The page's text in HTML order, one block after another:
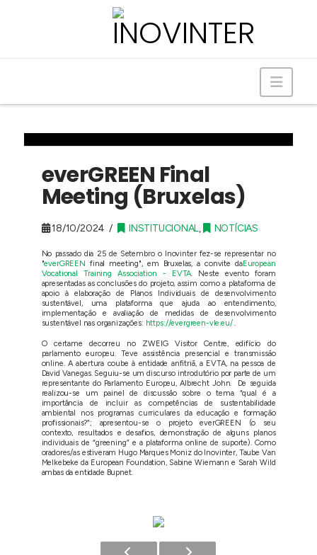
everGREEN Final
Meeting (Bruxelas)
18/10/2024 INSTITUCIONAL, NOTÍCIAS
No passado dia 25 de Setembro o Inovinter fez-se representar no
"everGREEN final meeting", em Bruxelas, a convite daEuropean
Vocational Training Association - EVTA. Neste evento foram
apresentadas as conclusões do projeto, assim como a plataforma de
apoio à elaboração de Planos Individuais de desenvolvimento
sustentável, uma plataforma que ajuda ao entendimento,
implementação e avaliação de medidas de desenvolvimento
sustentável nas organizações: https://evergreen-vle.eu/.
O certame decorreu no ZWEIG Visitor Centre, edifício do
parlamento europeu. Teve assistência presencial e transmissão
online. A abertura coube à entidade anfitriã, a EVTA, na pessoa de
David Vanegas. Seguiu-se um discurso introdutório por parte de um
representante do Parlamento Europeu, Albrecht John. De seguida
realizou-se um painel de discussão sobre o tema “qual é a
importância de incluir as competências de sustentabilidade
ambiental nos programas curriculares da educação e formação
profissionais?”; apresentou-se o projeto everGREEN (o seu
contexto, resultados e desafios, demonstração de alguns planos
individuais de “greening” e a plataforma online de suporte). Como
oradores/as estiveram Hugo Marques Moniz do Inovinter, Taube Van
Melkebeke da European Foundation, Sabine Wiemann e Sarah Wild
ambas da entidade Bupnet.